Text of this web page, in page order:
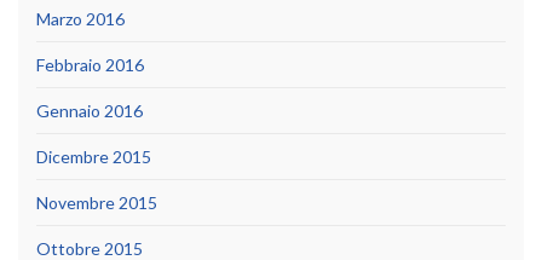
Marzo 2016
Febbraio 2016
Gennaio 2016
Dicembre 2015
Novembre 2015
Ottobre 2015